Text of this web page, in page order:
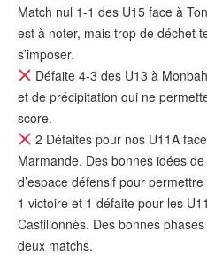
Match nul 1-1 des U15 face à
est à noter, mais trop de déchet
s’imposer.
Défaite 4-3 des U13 à
et de précipitation qui ne
score.
2 Défaites pour nos U11A
Marmande. Des bonnes idées
d’espace défensif pour
1 victoire et 1 défaite pour les
Castillonnès. Des bonnes
deux matchs.